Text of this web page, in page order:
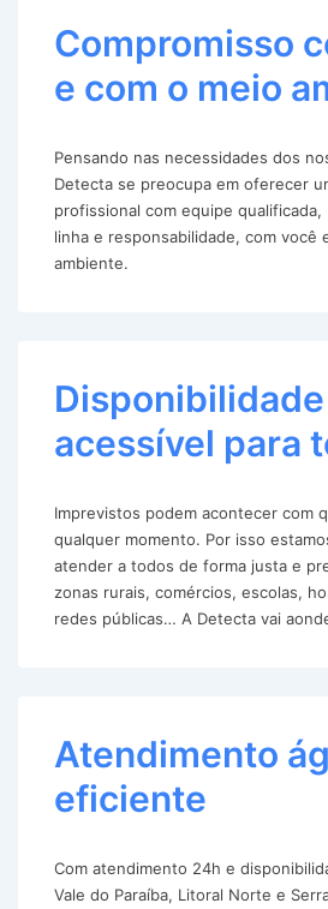
Compromisso
e com o meio
Pensando nas necessidades dos
Detecta se preocupa em oferecer
profissional com equipe
linha e responsabilidade, com você
ambiente.
acessível para
Imprevistos podem acontecer com
qualquer momento. Por isso
atender a todos de forma justa e
zonas rurais, comércios, escolas,
redes públicas… A Detecta vai
Atendimento
eficiente
Com atendimento 24h e
Vale do Paraíba, Litoral Norte e